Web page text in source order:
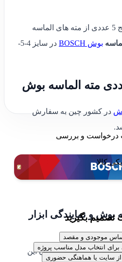
الماسه دارای پکیج 5 عددی از مته های الماسه
بوش BOSCH
در سایز 4-5-
در کشور چین به سفارش
بوش و نمایندگی ابزار
جانبی آن برای مشتریان این
درخواست و بررسی
کالا
تصمیم بگیرید
موجودی و مقصد
برای انتخاب مدل مناسب پروژه
از سایت یا هماهنگی حضوری